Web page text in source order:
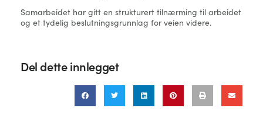
Samarbeidet har gitt en strukturert tilnærming til arbeidet
og et tydelig beslutningsgrunnlag for veien videre.
Del dette innlegget